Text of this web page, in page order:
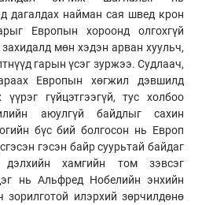
дагалдах найман сая швед крон
Европын хороонд олгохгүй
мөн хэдэн арван хуульч,
гарын үсэг зуржээ. Судлаач,
Европын хөгжил дэвшилд
гүйцэтгээгүй, тус холбоо
аюулгүй байдлыг сахин
бүс бий болгосон нь Европ
гэсэн байр суурьтай байдаг
хамгийн том зэвсэг
нь Альфред Нобелийн энхийн
зорилготой илэрхий зөрчилдөнө